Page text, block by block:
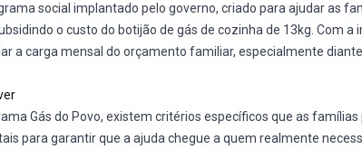
social implantado pelo governo, criado para ajudar as
o custo do botijão de gás de cozinha de 13kg. Com
a carga mensal do orçamento familiar, especialmente
Gás do Povo, existem critérios específicos que as famílias
para garantir que a ajuda chegue a quem realmente